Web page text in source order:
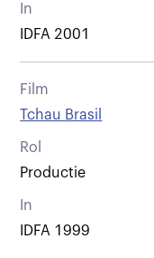
In
IDFA 2001
Film
Tchau Brasil
Rol
Productie
In
IDFA 1999